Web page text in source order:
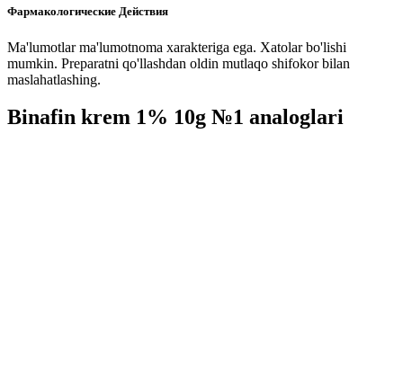
Фармакологические Действия
Ma'lumotlar ma'lumotnoma xarakteriga ega. Xatolar bo'lishi
mumkin. Preparatni qo'llashdan oldin mutlaqo shifokor bilan
maslahatlashing.
Binafin krem 1% 10g №1 analoglari